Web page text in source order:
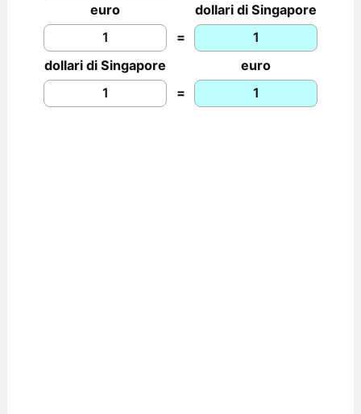
euro
dollari di Singapore
=
dollari di Singapore
euro
=